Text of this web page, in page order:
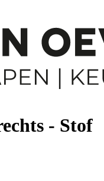
- Stof